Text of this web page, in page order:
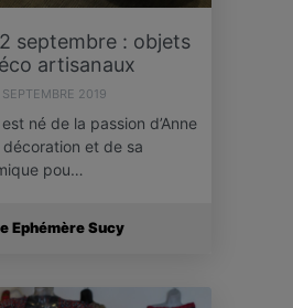
septembre : objets
artisanaux
SEPTEMBRE 2019
né de la passion d’Anne
et de sa
pou…
Ephémère Sucy